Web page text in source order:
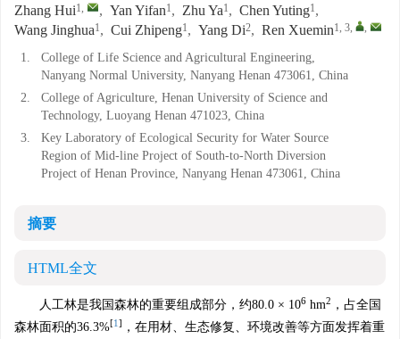
Zhang Hui1, , Yan Yifan1, Zhu Ya1, Chen Yuting1,
Wang Jinghua1, Cui Zhipeng1, Yang Di2, Ren Xuemin1, 3, ,
1.
College of Life Science and Agricultural Engineering,
Nanyang Normal University, Nanyang Henan 473061, China
2.
College of Agriculture, Henan University of Science and
Technology, Luoyang Henan 471023, China
3.
Key Laboratory of Ecological Security for Water Source
Region of Mid-line Project of South-to-North Diversion
Project of Henan Province, Nanyang Henan 473061, China
摘要
HTML全文
人工林是我国森林的重要组成部分，约80.0 × 106 hm2
，占全国
森林面积的36.3%[1 ]
，在用材、生态修复、环境改善等方面发挥着重